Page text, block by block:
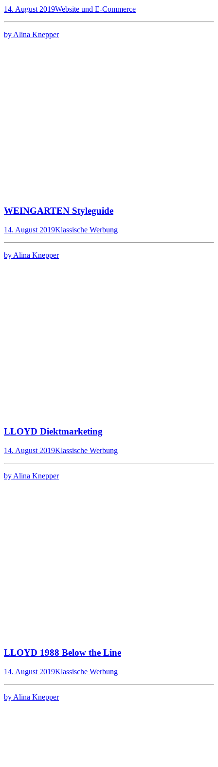
14. August 2019Website und E-Commerce
by Alina Knepper
WEINGARTEN Styleguide
14. August 2019Klassische Werbung
by Alina Knepper
LLOYD Diektmarketing
14. August 2019Klassische Werbung
by Alina Knepper
LLOYD 1988 Below the Line
14. August 2019Klassische Werbung
by Alina Knepper